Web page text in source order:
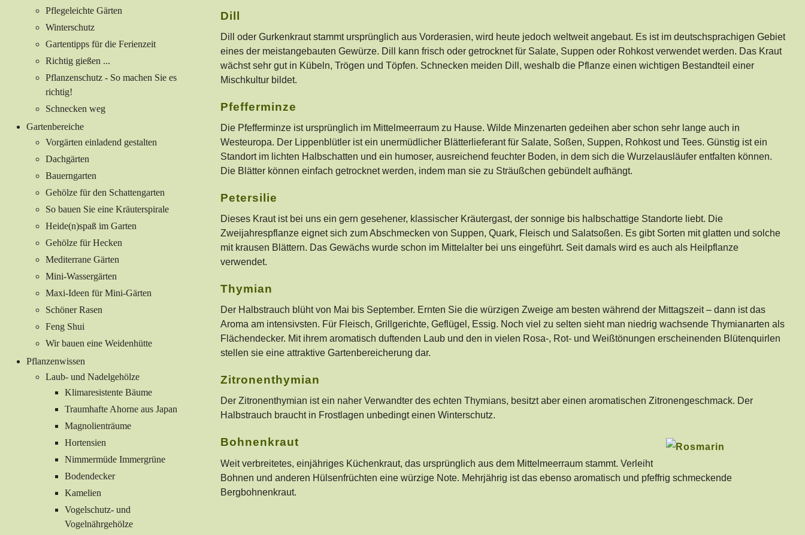
Pflegeleichte Gärten
Winterschutz
Gartentipps für die Ferienzeit
Richtig gießen ...
Pflanzenschutz - So machen Sie es
richtig!
Schnecken weg
Gartenbereiche
Vorgärten einladend gestalten
Dachgärten
Bauerngarten
Gehölze für den Schattengarten
So bauen Sie eine Kräuterspirale
Heide(n)spaß im Garten
Gehölze für Hecken
Mediterrane Gärten
Mini-Wassergärten
Maxi-Ideen für Mini-Gärten
Schöner Rasen
Feng Shui
Wir bauen eine Weidenhütte
Pflanzenwissen
Laub- und Nadelgehölze
Klimaresistente Bäume
Traumhafte Ahorne aus Japan
Magnolienträume
Hortensien
Nimmermüde Immergrüne
Bodendecker
Kamelien
Vogelschutz- und
Vogelnährgehölze
Dill
Dill oder Gurkenkraut stammt ursprünglich aus Vorderasien, wird heute jedoch weltweit angebaut. Es ist im deutschsprachigen Gebiet
eines der meistangebauten Gewürze. Dill kann frisch oder getrocknet für Salate, Suppen oder Rohkost verwendet werden. Das Kraut
wächst sehr gut in Kübeln, Trögen und Töpfen. Schnecken meiden Dill, weshalb die Pflanze einen wichtigen Bestandteil einer
Mischkultur bildet.
Pfefferminze
Die Pfefferminze ist ursprünglich im Mittelmeerraum zu Hause. Wilde Minzenarten gedeihen aber schon sehr lange auch in
Westeuropa. Der Lippenblütler ist ein unermüdlicher Blätterlieferant für Salate, Soßen, Suppen, Rohkost und Tees. Günstig ist ein
Standort im lichten Halbschatten und ein humoser, ausreichend feuchter Boden, in dem sich die Wurzelausläufer entfalten können.
Die Blätter können einfach getrocknet werden, indem man sie zu Sträußchen gebündelt aufhängt.
Petersilie
Dieses Kraut ist bei uns ein gern gesehener, klassischer Kräutergast, der sonnige bis halbschattige Standorte liebt. Die
Zweijahrespflanze eignet sich zum Abschmecken von Suppen, Quark, Fleisch und Salatsoßen. Es gibt Sorten mit glatten und solche
mit krausen Blättern. Das Gewächs wurde schon im Mittelalter bei uns eingeführt. Seit damals wird es auch als Heilpflanze
verwendet.
Thymian
Der Halbstrauch blüht von Mai bis September. Ernten Sie die würzigen Zweige am besten während der Mittagszeit – dann ist das
Aroma am intensivsten. Für Fleisch, Grillgerichte, Geflügel, Essig. Noch viel zu selten sieht man niedrig wachsende Thymianarten als
Flächendecker. Mit ihrem aromatisch duftenden Laub und den in vielen Rosa-, Rot- und Weißtönungen erscheinenden Blütenquirlen
stellen sie eine attraktive Gartenbereicherung dar.
Zitronenthymian
Der Zitronenthymian ist ein naher Verwandter des echten Thymians, besitzt aber einen aromatischen Zitronengeschmack. Der
Halbstrauch braucht in Frostlagen unbedingt einen Winterschutz.
Bohnenkraut
Weit verbreitetes, einjähriges Küchenkraut, das ursprünglich aus dem Mittelmeerraum stammt. Verleiht
Bohnen und anderen Hülsenfrüchten eine würzige Note. Mehrjährig ist das ebenso aromatisch und pfeffrig schmeckende
Bergbohnenkraut.